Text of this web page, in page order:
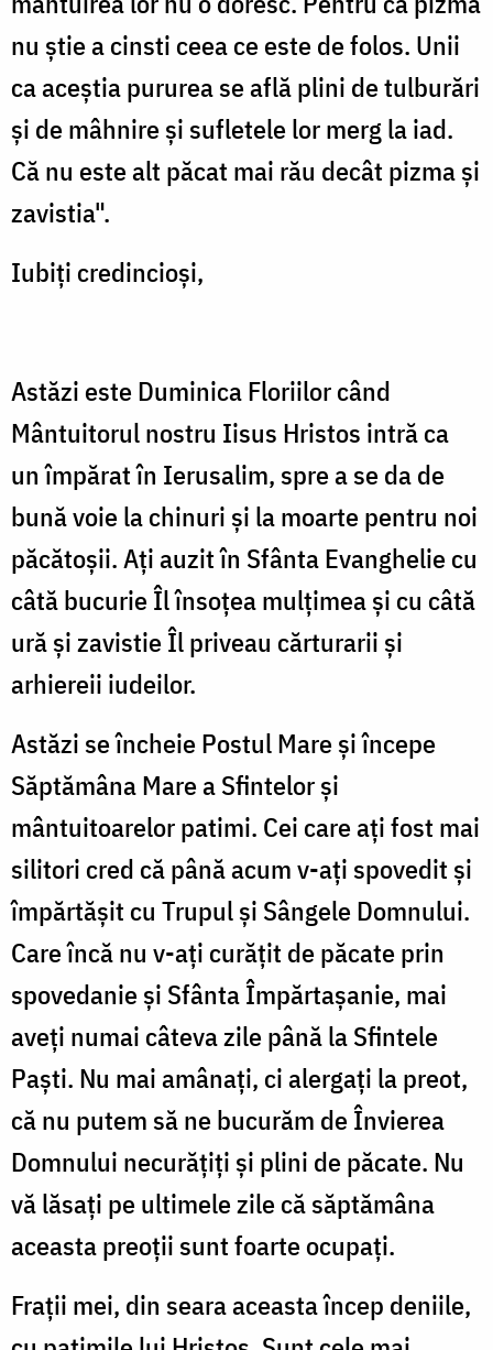
nu știe a cinsti ceea ce este de folos. Unii
ca aceștia pururea se află plini de tulburări
și de mâhnire și sufletele lor merg la iad.
Că nu este alt păcat mai rău decât pizma și
zavistia".
Iubiți credincioși,
Astăzi este Duminica Floriilor când
Mântuitorul nostru Iisus Hristos intră ca
un împărat în Ierusalim, spre a se da de
bună voie la chinuri și la moarte pentru noi
păcătoșii. Ați auzit în Sfânta Evanghelie cu
câtă bucurie Îl însoțea mulțimea și cu câtă
ură și zavistie Îl priveau cărturarii și
arhiereii iudeilor.
Astăzi se încheie Postul Mare și începe
Săptămâna Mare a Sfintelor și
mântuitoarelor patimi. Cei care ați fost mai
silitori cred că până acum v-ați spovedit și
împărtășit cu Trupul și Sângele Domnului.
Care încă nu v-ați curățit de păcate prin
spovedanie și Sfânta Împărtașanie, mai
aveți numai câteva zile până la Sfintele
Paști. Nu mai amânați, ci alergați la preot,
că nu putem să ne bucurăm de Învierea
Domnului necurățiți și plini de păcate. Nu
vă lăsați pe ultimele zile că săptămâna
aceasta preoții sunt foarte ocupați.
Frații mei, din seara aceasta încep deniile,